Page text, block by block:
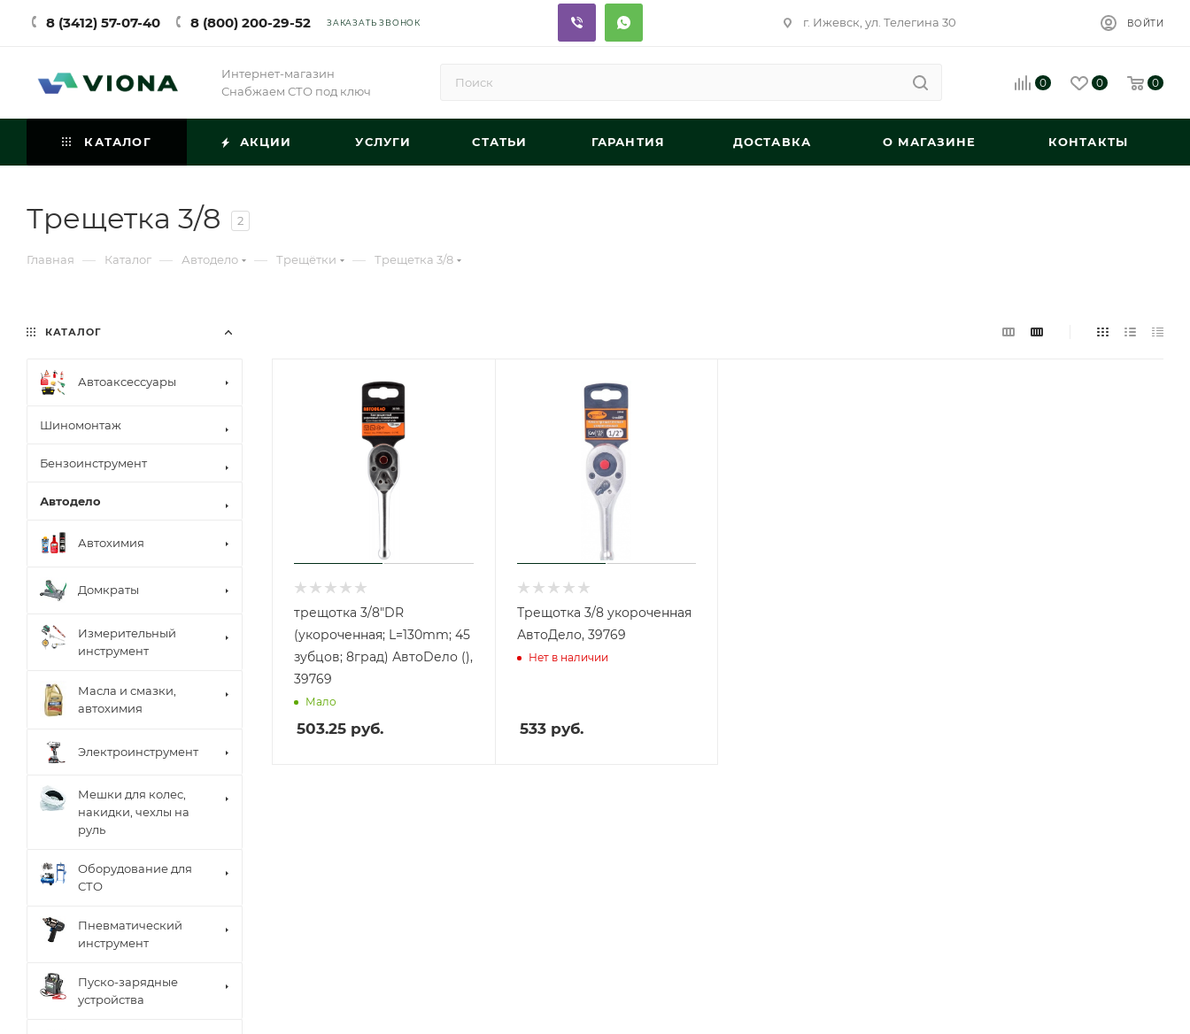
8 (3412) 57-07-40 8 (800) 200-29-52 ЗАКАЗАТЬ ЗВОНОК г. Ижевск, ул. Телегина 30 ВОЙТИ
Интернет-магазин
Снабжаем СТО под ключ
0 0 0
КАТАЛОГ АКЦИИ УСЛУГИ СТАТЬИ ГАРАНТИЯ ДОСТАВКА О МАГАЗИНЕ КОНТАКТЫ
Трещетка 3/8 2
Главная — Каталог — Автодело — Трещётки — Трещетка 3/8
трещотка 3/8"DR
(укороченная; L=130mm; 45
зубцов; 8град) АвтоDело (),
39769
Мало
503.25 руб.
Трещотка 3/8 укороченная
АвтоДело, 39769
Нет в наличии
533руб.
КАТАЛОГ
Автоаксессуары
Шиномонтаж
Бензоинструмент
Автодело
Автохимия
Домкраты
Измерительный
инструмент
Масла и смазки,
автохимия
Электроинструмент
Мешки для колес,
накидки, чехлы на
руль
Оборудование для
СТО
Пневматический
инструмент
Пуско-зарядные
устройства